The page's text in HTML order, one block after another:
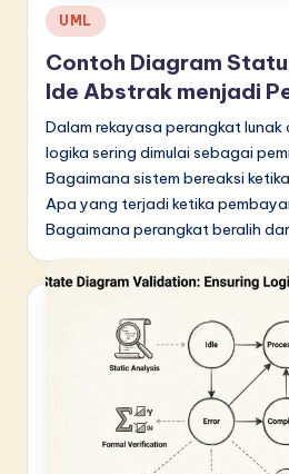
S
o
f
t
w
a
r
e
Posted
in
UML
Contoh Diagram
Ide Abstrak menjadi
Dalam rekayasa perangkat lunak
logika sering dimulai sebagai
Bagaimana sistem bereaksi
Apa yang terjadi ketika
Bagaimana perangkat beralih